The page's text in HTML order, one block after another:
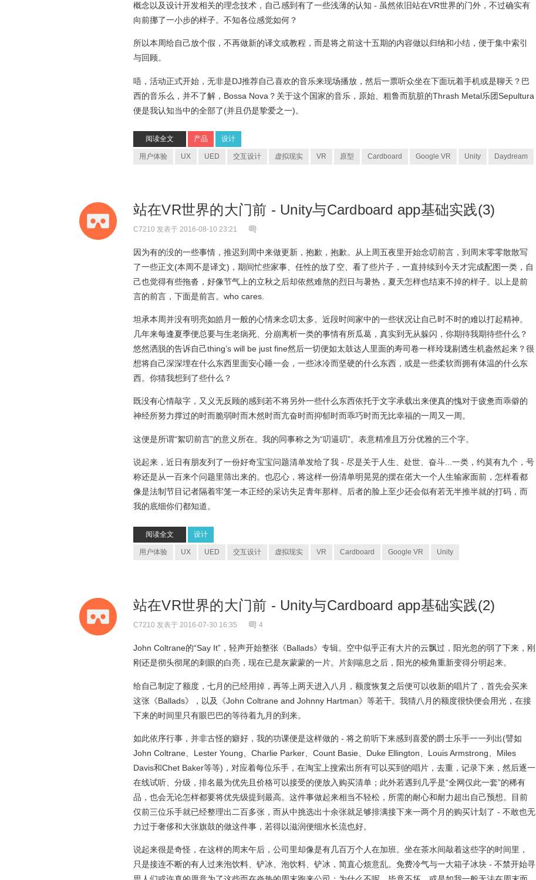
概念以及设计开发相关的理念技术，自己感到有了一些浅薄的认知 - 虽然依旧站在VR世界的门外，不过确实有
向前挪了一小步的样子。不知各位感觉如何？
所以本周给自己放个假，不再做新的译文或教程，而是将之前这十五期的内容做以归纳和小结，便于集中索引
与回顾。
唔，活动正式开始，无非是DJ推荐自己喜欢的音乐来现场播放，然后一票听众坐在下面玩着手机或是聊天？巴
西的音乐么，并不了解，Bossa Nova？关于这个国家的音乐，原始、粗鲁而肮脏的Thrash Metal乐团Sepultura
便是我认知当中的全部了(并且仍是挚爱之一)。
阅读全文 产品 设计
用户体验 UX UED 交互设计 虚拟现实 VR 原型 Cardboard Google VR Unity Daydream
站在VR世界的大门前 - Unity与Cardboard app基础实践(3)
C7210 发表于 2016-08-10 23:21
因为有的没的一些事情，推迟到周中来做更新，抱歉，抱歉。从上周五夜里开始念叨前言，到周末零零散散写
了一些正文(本周不是译文)，期间忙些家事、任性的放了空、看了些片子，一直持续到今天才完成配图一类，自
己也觉得有些拖沓，好像节气上的立秋之后却依然难熬的烈日与暑热，夏天怎样也结束不掉的样子。以上是前
言的前言，下面是前言。who cares.
坦承本周并没有明亮如皓月一般的心情来念叨太多。近段时间家中的一些状况让自己时不时的难以打起精神。
几年来每逢夏季便总要与生老病死、分崩离析一类的事情有所瓜葛，真实到无从躲闪，你期待我期待些什么？
悠然洒脱的告诉自己thing’s will be just fine然后一切便如太鼓达人里面的寿司卷一样玲珑剔透生机盎然起来？很
想将自己深深埋在什么东西里面安心睡一会，一些冰冷而坚硬的什么东西，或是一些柔软而拥有体温的什么东
西。你猜我想到了些什么？
既没有心情敲字，又义无反顾的感到若不将另外一些什么东西依托于文字承载出来便真的愧对于疲惫而乖僻的
神经所努力撑过的时而脆弱时而木然时而亢奋时而抑郁时而乖巧时而无比幸福的一周又一周。
这便是所谓“絮叨前言”的意义所在。我的同事称之为“叨逼叨”。表意精准且万分优雅的三个字。
说起来，近日有朋友列了一份好奇宝宝问题清单发给了我 - 尽是关于人生、处世、奋斗...一类，约莫有九个，号
称还是从一百来个问题里筛出来的。也忍心，将这样一份清单明晃晃的摆在偌大一个人生输家面前，怎样看都
像是法制节目记者隔着牢笼一本正经的采访失足青年那样。后者的脸上至少还会似有若无半推半就的打码，而
我的底细你们都知道。
阅读全文 设计
用户体验 UX UED 交互设计 虚拟现实 VR Cardboard Google VR Unity
站在VR世界的大门前 - Unity与Cardboard app基础实践(2)
C7210 发表于 2016-07-30 16:35 4
John Coltrane的“Say It”，轻声开始整张《Ballads》专辑。空中似乎正有大片的云飘过，阳光忽的弱了下来，刚
刚还是彻头彻尾的刺眼的白亮，现在已是灰蒙蒙的一片。片刻喘息之后，阳光的棱角重新变得分明起来。
给自己制定了额度，七月的已经用掉，再等上两天进入八月，额度恢复之后便可以收新的唱片了，首先会买来
这张《Ballads》，以及《John Coltrane and Johnny Hartman》等若干。我猜八月的额度很快便会用光，在接
下来的时间里只有眼巴巴的等待着九月的到来。
如此依序行事，并非古怪的癖好，我的功课便是这样做的 - 将之前听下来感到喜爱的爵士乐手一一列出(譬如
John Coltrane、Lester Young、Charlie Parker、Count Basie、Duke Ellington、Louis Armstrong、Miles
Davis和Chet Baker等等)，对应着每位乐手，在淘宝上搜索出所有可以买到的唱片，去重，记录下来，然后逐一
在线试听、分级，排名最为优先且价格可以接受的便放入购买清单；此外若遇到几乎是“全网仅此一套”的稀有
品，也会无论怎样都要将优先级提到最高。这件事做起来相当不轻松，所需的耐心和耐力超出自己预想。目前
仅前三位乐手就已经整理出二百多张，而从中挑选出十余张就足够排满接下来一两个月的购买计划了 - 不敢也无
力过于奢侈和大张旗鼓的做这件事，若得以滋润便细水长流也好。
说起来很是奇怪，在这样的周末午后，公司里却像是有几百万个人在加班。坐在茶水间敲着这些字的时间里，
只是接连不断的有人过来泡饮料、铲冰、泡饮料、铲冰，简直心烦意乱。免费冷气与一大箱子冰块 - 不禁开始寻